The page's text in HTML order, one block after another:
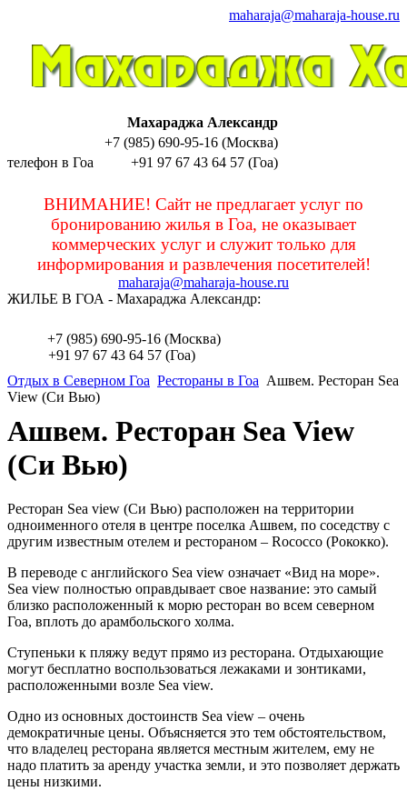
maharaja@maharaja-house.ru
Махараджа Александр
+7 (985) 690-95-16 (Москва)
телефон в Гоа
+91 97 67 43 64 57 (Гоа)
ВНИМАНИЕ! Сайт не предлагает услуг по
бронированию жилья в Гоа, не оказывает
коммерческих услуг и служит только для
информирования и развлечения посетителей!
maharaja@maharaja-house.ru
ЖИЛЬЕ В ГОА - Махараджа Александр:
+7 (985) 690-95-16 (Москва)
+91 97 67 43 64 57 (Гоа)
Отдых в Северном Гоа Рестораны в Гоа Ашвем. Ресторан Sea
View (Си Вью)
Ашвем. Ресторан Sea View
(Си Вью)
Ресторан Sea view (Си Вью) расположен на территории
одноименного отеля в центре поселка Ашвем, по соседству с
другим известным отелем и рестораном – Rococco (Рококко).
В переводе с английского Sea view означает «Вид на море».
Sea view полностью оправдывает свое название: это самый
близко расположенный к морю ресторан во всем северном
Гоа, вплоть до арамбольского холма.
Ступеньки к пляжу ведут прямо из ресторана. Отдыхающие
могут бесплатно воспользоваться лежаками и зонтиками,
расположенными возле Sea view.
Одно из основных достоинств Sea view – очень
демократичные цены. Объясняется это тем обстоятельством,
что владелец ресторана является местным жителем, ему не
надо платить за аренду участка земли, и это позволяет держать
цены низкими.